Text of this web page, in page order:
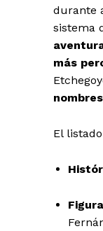
durante
sistema
más
El